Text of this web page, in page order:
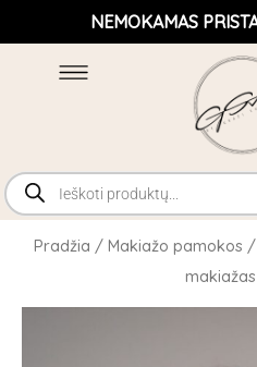
prie
NEMOKAMAS
Products
search
Pradžia / Makiažo pamokos /